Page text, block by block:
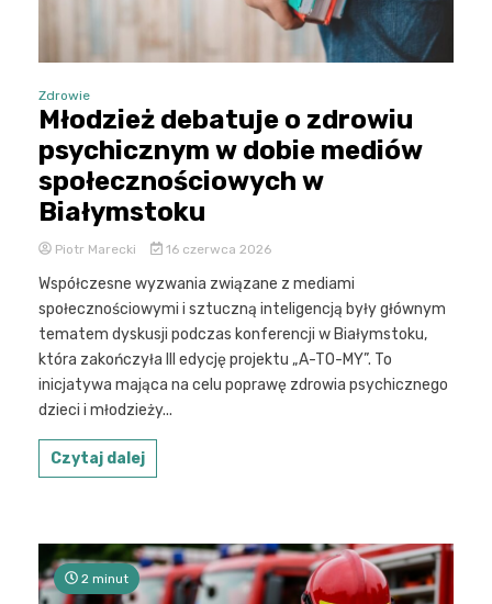
Zdrowie
Młodzież debatuje o zdrowiu
psychicznym w dobie mediów
społecznościowych w
Białymstoku
Piotr Marecki 16 czerwca 2026
Współczesne wyzwania związane z mediami
społecznościowymi i sztuczną inteligencją były głównym
tematem dyskusji podczas konferencji w Białymstoku,
która zakończyła III edycję projektu „A-TO-MY”. To
inicjatywa mająca na celu poprawę zdrowia psychicznego
dzieci i młodzieży...
Czytaj dalej
2 minut